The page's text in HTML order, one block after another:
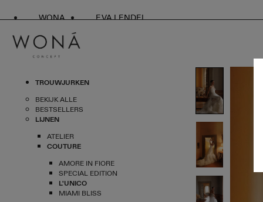
WONA EVA LENDEL
TROUWJURKEN
BEKIJK ALLE
BESTSELLERS
LIJNEN
ATELIER
COUTURE
AMORE IN FIORE
SPECIAL EDITION
L'UNICO
MIAMI BLISS